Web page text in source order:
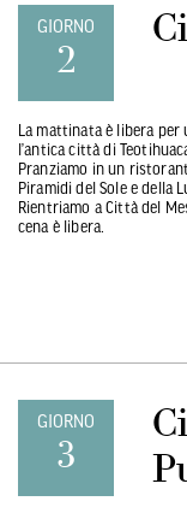
GIORNO
2
La mattinata è libera
l’antica città di
Pranziamo in un
Piramidi del Sole e della
Rientriamo a Città del
cena è libera.
GIORNO
3